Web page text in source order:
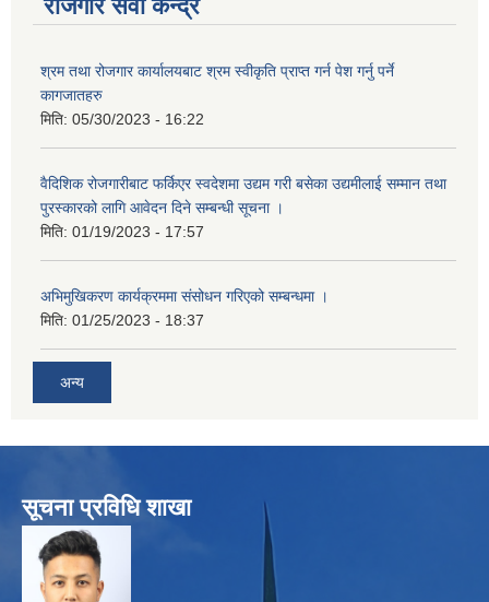
रोजगार सेवा केन्द्र
श्रम तथा रोजगार कार्यालयबाट श्रम स्वीकृति प्राप्त गर्न पेश गर्नु पर्ने
कागजातहरु
मिति: 05/30/2023 - 16:22
वैदिशिक रोजगारीबाट फर्किएर स्वदेशमा उद्यम गरी बसेका उद्यमीलाई सम्मान तथा
पुरस्कारको लागि आवेदन दिने सम्बन्धी सूचना ।
मिति: 01/19/2023 - 17:57
अभिमुखिकरण कार्यक्रममा संसोधन गरिएको सम्बन्धमा ।
मिति: 01/25/2023 - 18:37
अन्य
सूचना प्रविधि शाखा